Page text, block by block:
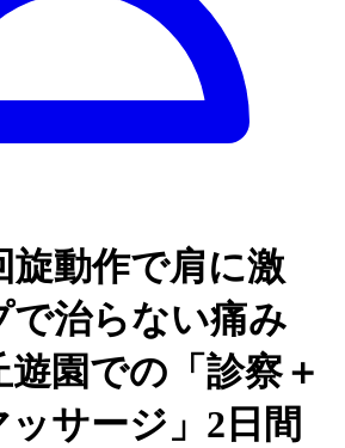
旋動作で肩に激
で治らない痛み
園での「診察＋
サージ」2日間